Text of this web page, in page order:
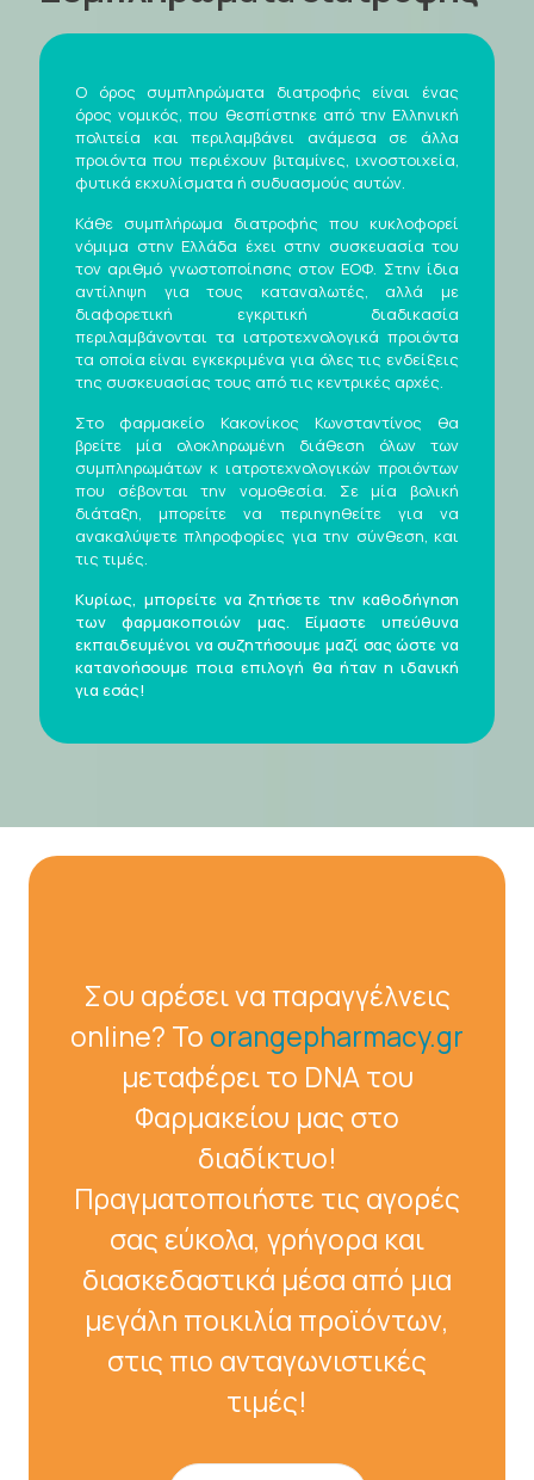
Ο όρος συμπληρώματα διατροφής είναι ένας
όρος νομικός, που θεσπίστηκε από την Ελληνική
πολιτεία και περιλαμβάνει ανάμεσα σε άλλα
προιόντα που περιέχουν βιταμίνες, ιχνοστοιχεία,
φυτικά εκχυλίσματα ή συδυασμούς αυτών.
Κάθε συμπλήρωμα διατροφής που κυκλοφορεί
νόμιμα στην Ελλάδα έχει στην συσκευασία του
τον αριθμό γνωστοποίησης στον ΕΟΦ. Στην ίδια
αντίληψη για τους καταναλωτές, αλλά με
διαφορετική εγκριτική διαδικασία
περιλαμβάνονται τα ιατροτεχνολογικά προιόντα
τα οποία είναι εγκεκριμένα για όλες τις ενδείξεις
της συσκευασίας τους από τις κεντρικές αρχές.
Στο φαρμακείο Κακονίκος Κωνσταντίνος θα
βρείτε μία ολοκληρωμένη διάθεση όλων των
συμπληρωμάτων κ ιατροτεχνολογικών προιόντων
που σέβονται την νομοθεσία. Σε μία βολική
διάταξη, μπορείτε να περιηγηθείτε για να
ανακαλύψετε πληροφορίες για την σύνθεση, και
τις τιμές.
Κυρίως, μπορείτε να ζητήσετε την καθοδήγηση
των φαρμακοποιών μας. Είμαστε υπεύθυνα
εκπαιδευμένοι να συζητήσουμε μαζί σας ώστε να
κατανοήσουμε ποια επιλογή θα ήταν η ιδανική
για εσάς!
Σου αρέσει να παραγγέλνεις
online? Το orangepharmacy.gr
μεταφέρει το DNA του
Φαρμακείου μας στο
διαδίκτυο!
Πραγματοποιήστε τις αγορές
σας εύκολα, γρήγορα και
διασκεδαστικά μέσα από μια
μεγάλη ποικιλία προϊόντων,
στις πιο ανταγωνιστικές
τιμές!